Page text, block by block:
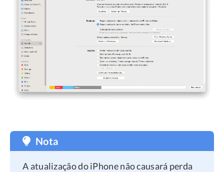
Nota
A atualização do iPhone não causará perda